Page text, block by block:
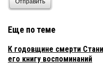
Отправить
Еще по теме
К годовщине смерти
его книгу воспоминаний